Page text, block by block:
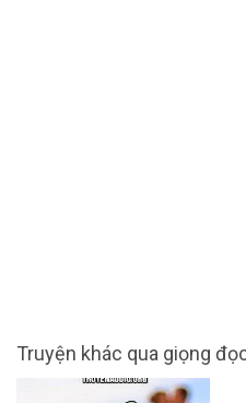
Truyện khác qua giọng